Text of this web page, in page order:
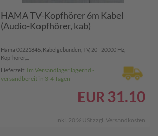
HAMA TV-Kopfhörer 6m Kabel
(Audio-Kopfhörer, kab)
Hama 00221846, Kabelgebunden, TV, 20 - 20000 Hz,
Kopfhörer,...
Lieferzeit: Im Versandlager lagernd -
versandbereit in 3-4 Tagen
EUR 31.10
inkl. 20 % USt zzgl. Versandkosten